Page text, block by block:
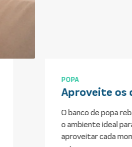
Aproveite os dias de
O banco de popa rebatível amplia
o ambiente ideal para relaxar,
aproveitar cada momento em